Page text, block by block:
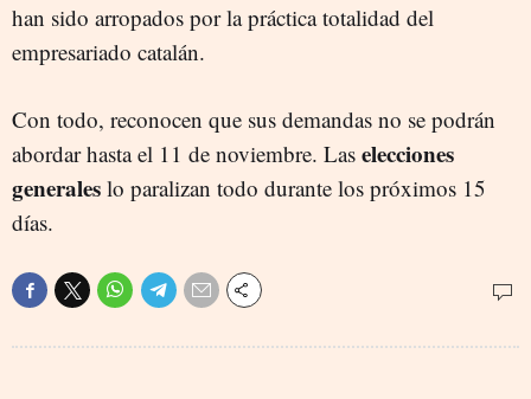
han sido arropados por la práctica totalidad del
empresariado catalán.
Con todo, reconocen que sus demandas no se podrán
abordar hasta el 11 de noviembre. Las elecciones
generales lo paralizan todo durante los próximos 15
días.